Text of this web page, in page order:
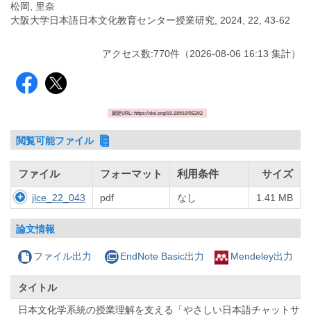
松岡, 里奈
大阪大学日本語日本文化教育センター授業研究, 2024, 22, 43-62
アクセス数:770件 （2026-08-06 16:13 集計）
固定URL: https://doi.org/10.18910/95202
閲覧可能ファイル
ファイル フォーマット 利用条件 サイズ
jlce_22_043 pdf なし 1.41 MB
論文情報
ファイル出力 EndNote Basic出力 Mendeley出力
タイトル
日本文化学系統の授業理解を支える「やさしい日本語チャットサ